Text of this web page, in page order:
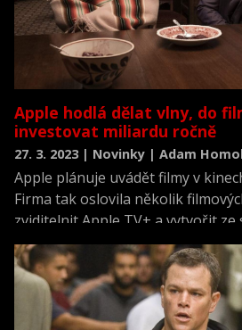
Apple hodlá dělat vlny, do
investovat miliardu ročně
27. 3. 2023 | Novinky | Adam
Apple plánuje uvádět filmy v
Firma tak oslovila několik
zviditelnit Apple TV+ a vytvořit ze
„kulturní události“.